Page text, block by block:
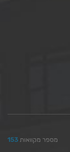
153 מספר מקוואות